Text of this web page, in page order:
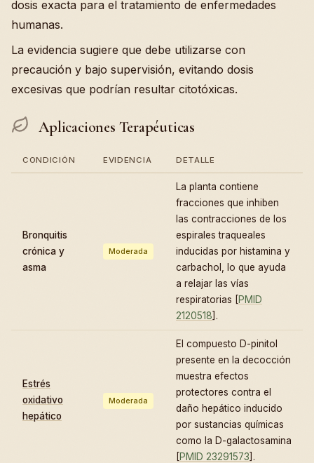
dosis exacta para el tratamiento de enfermedades
humanas.
La evidencia sugiere que debe utilizarse con
precaución y bajo supervisión, evitando dosis
excesivas que podrían resultar citotóxicas.
Aplicaciones Terapéuticas
CONDICIÓN EVIDENCIA DETALLE
Bronquitis
crónica y
asma
Moderada
La planta contiene
fracciones que inhiben
las contracciones de los
espirales traqueales
inducidas por histamina y
carbachol, lo que ayuda
a relajar las vías
respiratorias [PMID
2120518].
Estrés
oxidativo
hepático
Moderada
El compuesto D-pinitol
presente en la decocción
muestra efectos
protectores contra el
daño hepático inducido
por sustancias químicas
como la D-galactosamina
[PMID 23291573].